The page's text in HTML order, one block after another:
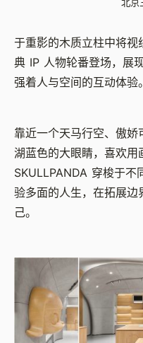
于重影的木质立柱中将
典 IP 人物轮番登场，展
强着人与空间的互动体验。
靠近一个天马行空、傲
湖蓝色的大眼睛，喜欢
SKULLPANDA 穿梭于不
验多面的人生，在拓展边
己。